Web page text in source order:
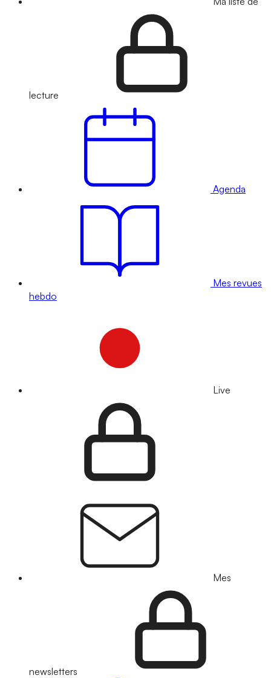
lecture
Agenda
Mes revues
hebdo
Live
Mes
newsletters